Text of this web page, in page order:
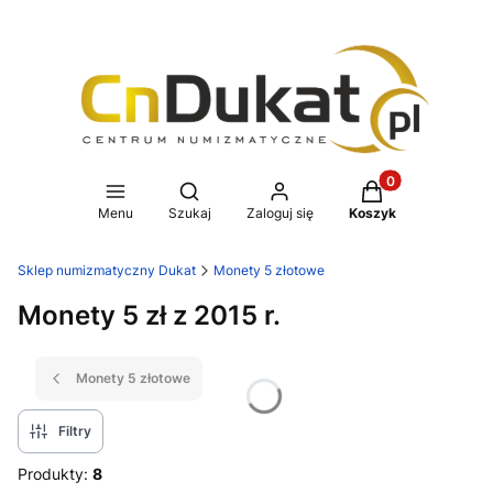
Menu
Otwórz wyszukiwarkę
Szukaj Zaloguj się
Produkty w
Koszyk
Sklep numizmatyczny Dukat Monety 5 złotowe
Monety 5 zł z 2015 r.
Monety 5 złotowe
Filtry
Produkty: 8